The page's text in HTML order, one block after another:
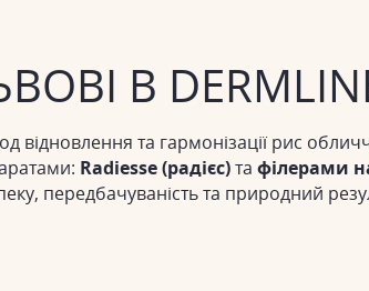
В
та гармонізації рис
Radiesse (радієс)та філерами
передбачуваність та природний